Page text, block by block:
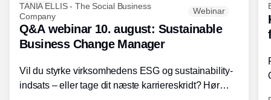
TANIA ELLIS - The Social Business
Company
Webinar
Q&A webinar 10. august: Sustainable
Business Change Manager
Vil du styrke virksomhedens ESG og sustainability-
indsats – eller tage dit næste karriereskridt? Hør